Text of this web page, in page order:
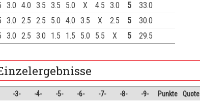
3.0 4.0 3.5 3.5 5.0 X 4.5 3.0 5
33.0
3.0 2.5 2.5 5.0 4.0 3.5 X 2.5 5
30.0
3.0 2.5 3.0 1.5 1.5 5.0 5.5 X 5 29.5
-3- -4- -5- -6- -7- -8- -9- Punkte Quote